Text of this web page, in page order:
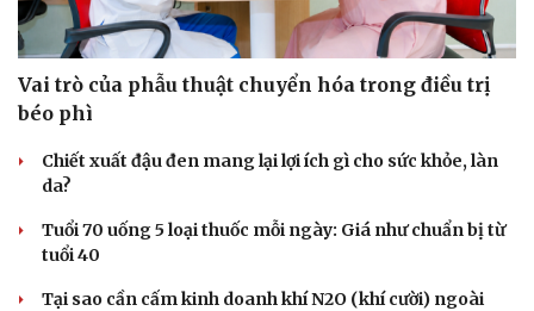
Vai trò của phẫu thuật chuyển hóa trong điều trị
béo phì
Chiết xuất đậu đen mang lại lợi ích gì cho sức khỏe, làn
da?
Tuổi 70 uống 5 loại thuốc mỗi ngày: Giá như chuẩn bị từ
tuổi 40
Tại sao cần cấm kinh doanh khí N2O (khí cười) ngoài